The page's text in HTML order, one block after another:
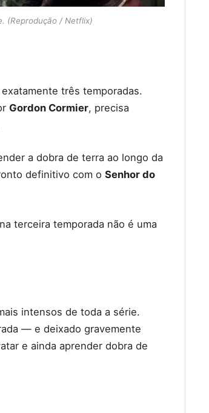
(Reprodução / Netflix)
três temporadas.
Gordon Cormier, precisa
a dobra de terra ao longo da
definitivo com o Senhor do
terceira temporada não é uma
intensos de toda a série.
— e deixado gravemente
e ainda aprender dobra de